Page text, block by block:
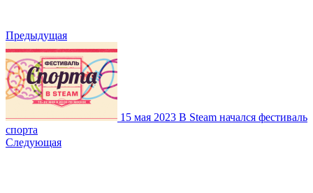
Предыдущая
15 мая 2023 В Steam начался фестиваль
спорта
Следующая